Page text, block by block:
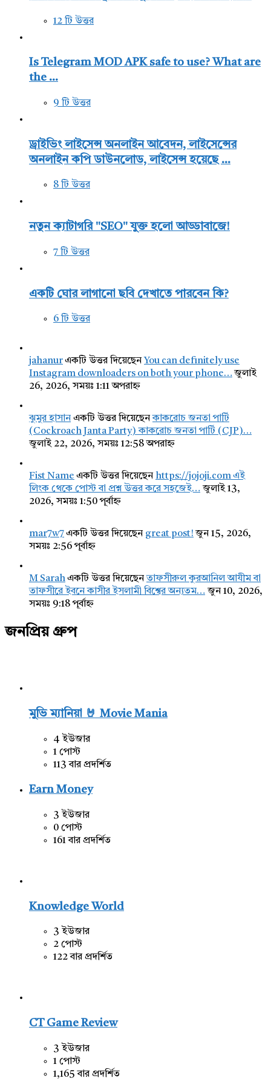
12 টি উত্তর
Is Telegram MOD APK safe to use? What are
the ...
9 টি উত্তর
ড্রাইভিং লাইসেন্স অনলাইন আবেদন, লাইসেন্সের
অনলাইন কপি ডাউনলোড, লাইসেন্স হয়েছে ...
8 টি উত্তর
নতুন ক্যাটাগরি "SEO" যুক্ত হলো আড্ডাবাজে!
7 টি উত্তর
একটি ঘোর লাগানো ছবি দেখাতে পারবেন কি?
6 টি উত্তর
jahanurএকটি উত্তর দিয়েছেন You can definitely use
Instagram downloaders on both your phone… জুলাই
26, 2026, সময়ঃ 1:11 অপরাহ্ন
ঝুমুর হাসানএকটি উত্তর দিয়েছেনকাকরোচ জনতা পার্টি
(Cockroach Janta Party) কাকরোচ জনতা পার্টি (CJP)…
জুলাই 22, 2026, সময়ঃ 12:58 অপরাহ্ন
Fist Name একটি উত্তর দিয়েছেন https://jojoji.com এই
লিংক থেকে পোস্ট বা প্রশ্ন উত্তর করে সহজেই… জুলাই 13,
2026, সময়ঃ 1:50 পূর্বাহ্ন
mar7w7একটি উত্তর দিয়েছেন great post! জুন 15, 2026,
সময়ঃ 2:56 পূর্বাহ্ন
M Sarahএকটি উত্তর দিয়েছেনতাফসীরুল কুরআনিল আযীম বা
তাফসীরে ইবনে কাসীর ইসলামী বিশ্বের অন্যতম… জুন 10, 2026,
সময়ঃ 9:18 পূর্বাহ্ন
জনপ্রিয় গ্রুপ
মুভি ম্যানিয়া 🤘 Movie Mania
4 ইউজার
1 পোস্ট
113 বার প্রদর্শিত
Earn Money
3 ইউজার
0 পোস্ট
161 বার প্রদর্শিত
Knowledge World
3 ইউজার
2 পোস্ট
122 বার প্রদর্শিত
CT Game Review
3 ইউজার
1 পোস্ট
1,165 বার প্রদর্শিত